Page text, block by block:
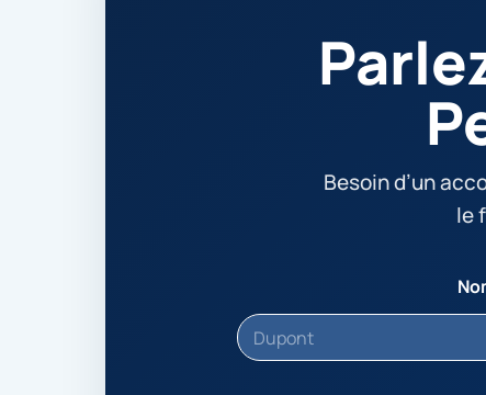
Besoin d’un
le